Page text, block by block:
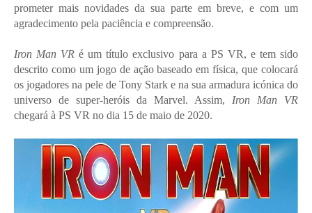
prometer mais novidades da sua parte em breve, e com um
agradecimento pela paciência e compreensão.
Iron Man VR é um título exclusivo para a PS VR, e tem sido
descrito como um jogo de ação baseado em física, que colocará
os jogadores na pele de Tony Stark e na sua armadura icónica do
universo de super-heróis da Marvel. Assim, Iron Man VR
chegará à PS VR no dia 15 de maio de 2020.